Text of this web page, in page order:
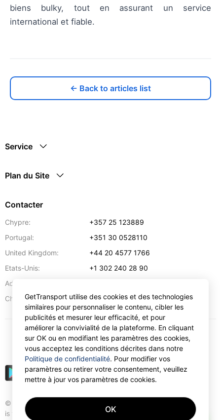
biens bulky, tout en assurant un service
international et fiable.
← Back to articles list
Service
Plan du Site
Contacter
Chypre:
+357 25 123889
Portugal:
+351 30 0528110
United Kingdom:
+44 20 4577 1766
Etats-Unis:
+1 302 240 28 90
Adresse:
Chypre:
57 Spyrou Kyprianou,Larnaca 6051
© Gettransport International Limited. GetTransport®
is trademark of Gettransport International Limited.
EUR
GetTransport utilise des cookies et des technologies
similaires pour personnaliser le contenu, cibler les
publicités et mesurer leur efficacité, et pour
améliorer la convivialité de la plateforme. En cliquant
sur OK ou en modifiant les paramètres des cookies,
vous acceptez les conditions décrites dans notre
Politique de confidentialité. Pour modifier vos
paramètres ou retirer votre consentement, veuillez
mettre à jour vos paramètres de cookies.
OK